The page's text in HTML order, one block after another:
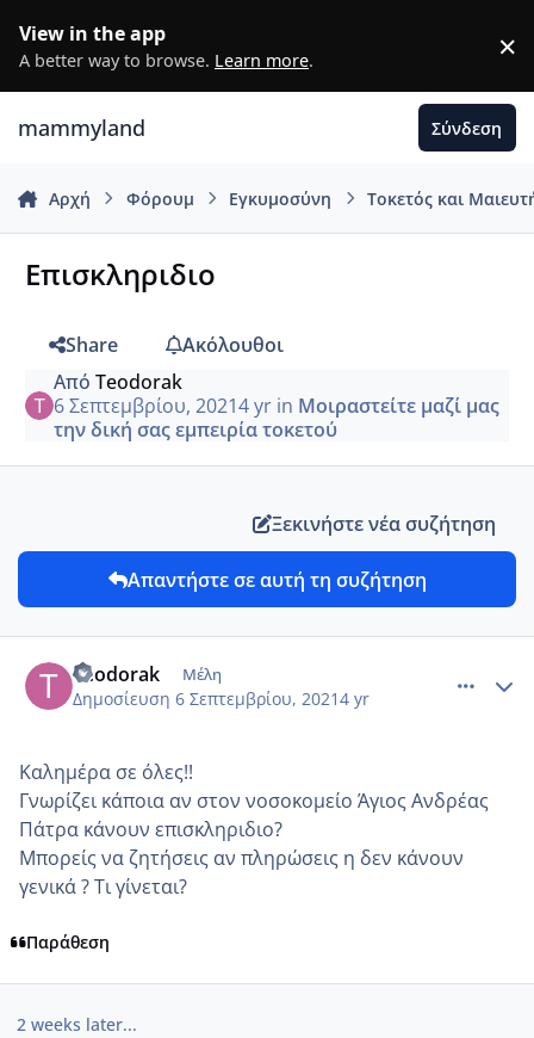
View in the app
A better way to browse. Learn more. ×
mammyland Σύνδεση
Αρχή Φόρουμ Εγκυμοσύνη Τοκετός και
Επισκληριδιο
Share
Ακόλουθοι
Από Teodorak
6 Σεπτεμβρίου, 20214 yrin Μοιραστείτε μαζί μας
την δική σας εμπειρία τοκετού
Ξεκινήστε νέα συζήτηση
Απαντήστε σε αυτή τη συζήτηση
Teodorak Μέλη
Δημοσίευση 6 Σεπτεμβρίου, 20214 yr
Καλημέρα σε όλες!!
Γνωρίζει κάποια αν στον νοσοκομείο Άγιος Ανδρέας
Πάτρα κάνουν επισκληριδιο?
Μπορείς να ζητήσεις αν πληρώσεις η δεν κάνουν
γενικά ? Τι γίνεται?
Παράθεση
2 weeks later...